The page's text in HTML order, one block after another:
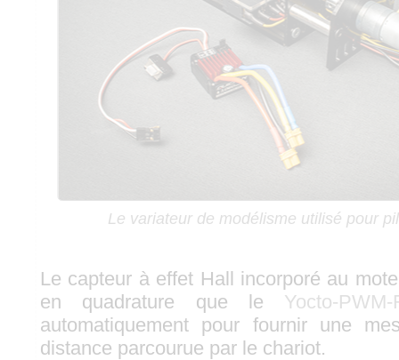
Le variateur de modélisme utilisé pour
Le capteur à effet Hall incorporé au
en quadrature que le Yocto-PWM-
automatiquement pour fournir une
distance parcourue par le chariot.